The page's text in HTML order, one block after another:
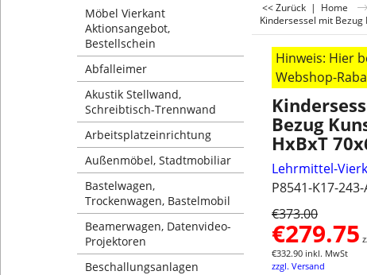
Möbel Vierkant
Aktionsangebot,
Bestellschein
Abfalleimer
Akustik Stellwand,
Schreibtisch-Trennwand
Arbeitsplatzeinrichtung
Außenmöbel, Stadtmobiliar
Bastelwagen,
Trockenwagen, Bastelmobil
Beamerwagen, Datenvideo-
Projektoren
Beschallungsanlagen
<< Zurück | Home
Kindersessel mit Bezug
Hinweis: Hier
Webshop-
Bezug
HxBxT
Lehrmittel-
P8541-K17-
€373.00
€279.75
€332.90 inkl. MwSt
zzgl. Versand